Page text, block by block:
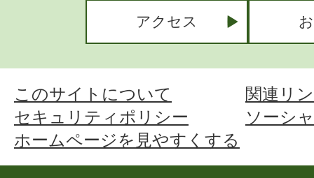
アクセス
このサイトについて
関連リ
セキュリティポリシー
ソーシ
ホームページを見やすくする